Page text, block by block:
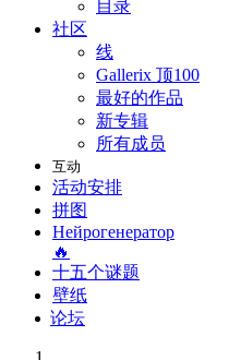
目录
社区
线
Gallerix 顶100
最好的作品
新专辑
所有成员
互动
活动安排
拼图
Нейрогенератор
🔥
十五个谜题
壁纸
论坛